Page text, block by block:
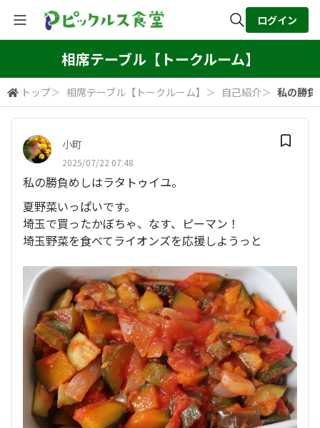
全体検索
検索
ログイン
相席テーブル【トークルーム】
トップ＞ 相席テーブル【トークルーム】 ＞ 自己紹介＞ 私の勝
小町
2025/07/22 07:48
私の勝負めしはラタトゥイユ。
夏野菜いっぱいです。
埼玉で買ったかぼちゃ、なす、ピーマン！
埼玉野菜を食べてライオンズを応援しようっと